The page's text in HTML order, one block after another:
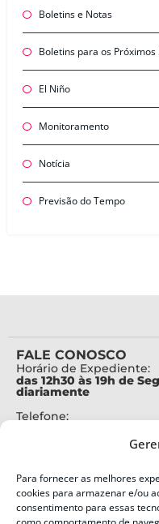
Para fornecer as melhores
cookies para armazenar e/ou
consentimento para essas
Boletins e Notas
Boletins para os Próximos
El Niño
Monitoramento
Notícia
Previsão do Tempo
FALE CONOSCO
Horário de Expediente:
das 12h30 às 19h de
diariamente
Telefone:
Alertas Defesa Civil:
SMS 40199